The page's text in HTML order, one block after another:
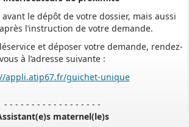
le dépôt de votre dossier, mais aussi
l’instruction de votre demande.
et déposer votre demande, rendez-
vous à l’adresse suivante :
Assistant(e)s maternel(le)s